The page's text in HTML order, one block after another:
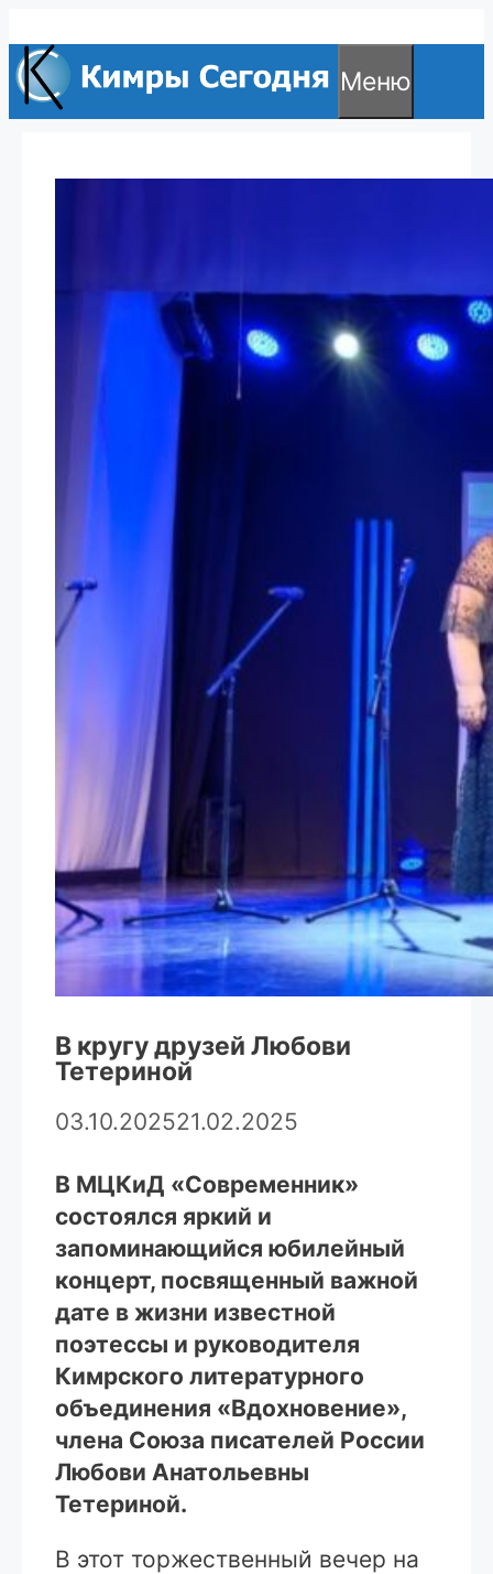
к
содержимому
Меню
В кругу друзей Любови
Тетериной
03.10.202521.02.2025
В МЦКиД «Современник»
состоялся яркий и
запоминающийся юбилейный
концерт, посвященный важной
дате в жизни известной
поэтессы и руководителя
Кимрского литературного
объединения «Вдохновение»,
члена Союза писателей России
Любови Анатольевны
Тетериной.
В этот торжественный вечер на